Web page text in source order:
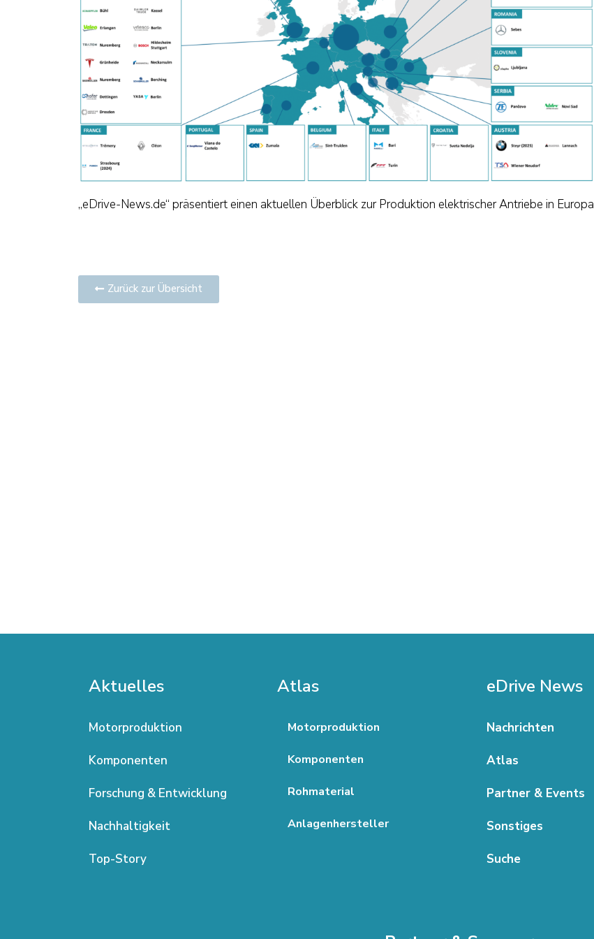
„eDrive-News.de“ präsentiert einen aktuellen Überblick zur Produktion elektrischer Antriebe in Europa
Zurück zur Übersicht
Aktuelles
Motorproduktion
Komponenten
Forschung & Entwicklung
Nachhaltigkeit
Top-Story
Atlas
Motorproduktion
Komponenten
Rohmaterial
Anlagenhersteller
eDrive News
Nachrichten
Atlas
Partner & Events
Sonstiges
Suche